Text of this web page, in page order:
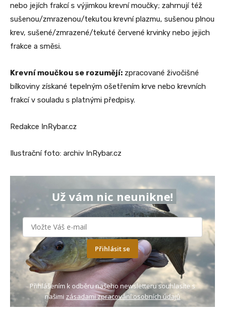
nebo jejích frakcí s výjimkou krevní moučky; zahrnují též
sušenou/zmrazenou/tekutou krevní plazmu, sušenou plnou
krev, sušené/zmrazené/tekuté červené krvinky nebo jejich
frakce a směsi.
Krevní moučkou se rozumějí: zpracované živočišné
bílkoviny získané tepelným ošetřením krve nebo krevních
frakcí v souladu s platnými předpisy.
Redakce InRybar.cz
Ilustrační foto: archiv InRybar.cz
Už vám nic neunikne!
Přihlásit se
Přihlášením k odběru našeho newsletteru souhlasíte s
našimi zásadami zpracování osobních údajů